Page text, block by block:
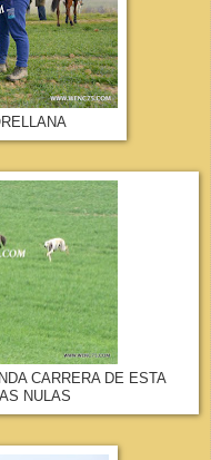
CARRERA DE ESTA
NULAS